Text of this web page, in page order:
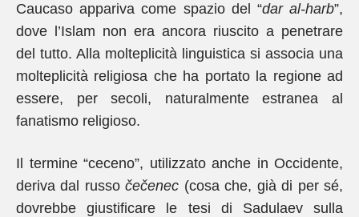
Caucaso appariva come spazio del “dar al-harb”,
dove l’Islam non era ancora riuscito a penetrare
del tutto. Alla molteplicità linguistica si associa una
molteplicità religiosa che ha portato la regione ad
essere, per secoli, naturalmente estranea al
fanatismo religioso.
Il termine “ceceno”, utilizzato anche in Occidente,
deriva dal russočečenec (cosa che, già di per sé,
dovrebbe giustificare le tesi di Sadulaev sulla